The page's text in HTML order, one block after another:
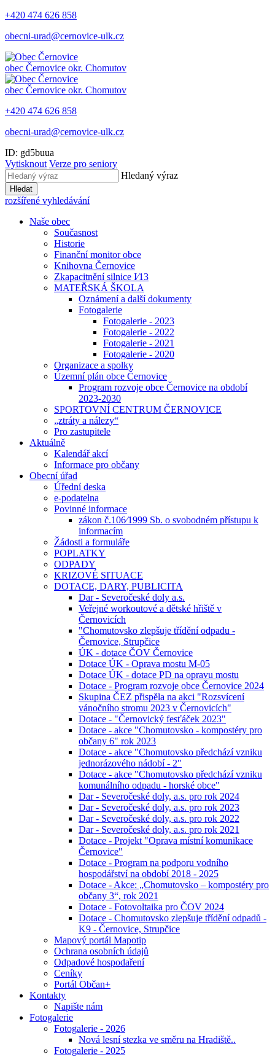
+420 474 626 858
obecni-urad@cernovice-ulk.cz
obec Černovice okr. Chomutov
obec Černovice okr. Chomutov
+420 474 626 858
obecni-urad@cernovice-ulk.cz
ID: gd5buua
Vytisknout Verze pro seniory
Hledaný výraz
Hledat
rozšířené vyhledávání
Naše obec
Současnost
Historie
Finanční monitor obce
Knihovna Černovice
Zkapacitnění silnice I⁄13
MATEŘSKÁ ŠKOLA
Oznámení a další dokumenty
Fotogalerie
Fotogalerie - 2023
Fotogalerie - 2022
Fotogalerie - 2021
Fotogalerie - 2020
Organizace a spolky
Územní plán obce Černovice
Program rozvoje obce Černovice na období
2023-2030
SPORTOVNÍ CENTRUM ČERNOVICE
„ztráty a nálezy“
Pro zastupitele
Aktuálně
Kalendář akcí
Informace pro občany
Obecní úřad
Úřední deska
e-podatelna
Povinné informace
zákon č.106⁄1999 Sb. o svobodném přístupu k
informacím
Žádosti a formuláře
POPLATKY
ODPADY
KRIZOVÉ SITUACE
DOTACE, DARY, PUBLICITA
Dar - Severočeské doly a.s.
Veřejné workoutové a dětské hřiště v
Černovicích
"Chomutovsko zlepšuje třídění odpadu -
Černovice, Strupčice
ÚK - dotace ČOV Černovice
Dotace ÚK - Oprava mostu M-05
Dotace ÚK - dotace PD na opravu mostu
Dotace - Program rozvoje obce Černovice 2024
Skupina ČEZ přispěla na akci "Rozsvícení
vánočního stromu 2023 v Černovicích"
Dotace - "Černovický fesťáček 2023"
Dotace - akce "Chomutovsko - kompostéry pro
občany 6" rok 2023
Dotace - akce "Chomutovsko předchází vzniku
jednorázového nádobí - 2"
Dotace - akce "Chomutovsko předchází vzniku
komunálního odpadu - horské obce"
Dar - Severočeské doly, a.s. pro rok 2024
Dar - Severočeské doly, a.s. pro rok 2023
Dar - Severočeské doly, a.s. pro rok 2022
Dar - Severočeské doly, a.s. pro rok 2021
Dotace - Projekt "Oprava místní komunikace
Černovice"
Dotace - Program na podporu vodního
hospodářství na období 2018 - 2025
Dotace - Akce: „Chomutovsko – kompostéry pro
občany 3“, rok 2021
Dotace - Fotovoltaika pro ČOV 2024
Dotace - Chomutovsko zlepšuje třídění odpadů -
K9 - Černovice, Strupčice
Mapový portál Mapotip
Ochrana osobních údajů
Odpadové hospodaření
Ceníky
Portál Občan+
Kontakty
Napište nám
Fotogalerie
Fotogalerie - 2026
Nová lesní stezka ve směru na Hradiště..
Fotogalerie - 2025